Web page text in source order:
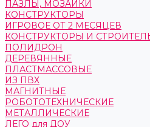
ПАЗЛЫ, МОЗАИКИ
КОНСТРУКТОРЫ
ИГРОВОЕ ОТ 2 МЕСЯЦЕВ
КОНСТРУКТОРЫ И
ПОЛИДРОН
ДЕРЕВЯННЫЕ
ПЛАСТМАССОВЫЕ
ИЗ ПВХ
МАГНИТНЫЕ
РОБОТОТЕХНИЧЕСКИЕ
МЕТАЛЛИЧЕСКИЕ
ЛЕГО для ДОУ